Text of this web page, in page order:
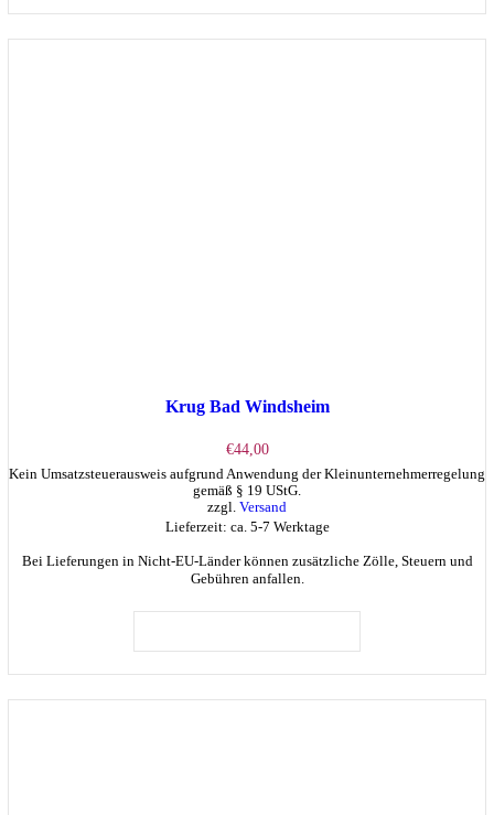
Krug Bad Windsheim
€44,00
Kein Umsatzsteuerausweis aufgrund Anwendung der Kleinunternehmerregelung
gemäß § 19 UStG.
zzgl. Versand
Lieferzeit: ca. 5-7 Werktage
Bei Lieferungen in Nicht-EU-Länder können zusätzliche Zölle, Steuern und
Gebühren anfallen.
Dieses
weist
mehrere